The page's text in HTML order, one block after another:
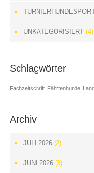
UNKATEGORISIERT (4)
Schlagwörter
Fachzeitschrift Fährtenhunde
Archiv
JULI 2026 (2)
JUNI 2026 (3)